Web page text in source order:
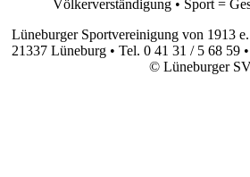
Völkerverständigung • Sport =
Lüneburger Sportvereinigung von 1913 e.
21337 Lüneburg • Tel. 0 41 31 / 5 68 59 •
© Lüneburger